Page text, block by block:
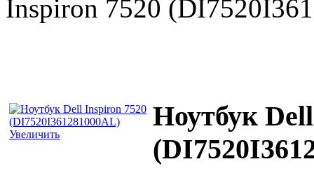
Inspiron 7520
Увеличить
Ноутбук